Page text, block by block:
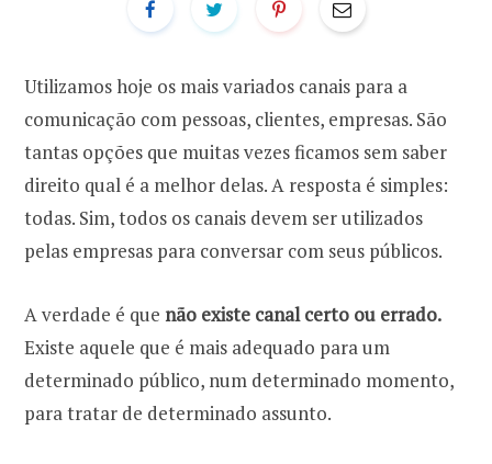
Utilizamos hoje os mais variados canais para a
comunicação com pessoas, clientes, empresas. São
tantas opções que muitas vezes ficamos sem saber
direito qual é a melhor delas. A resposta é simples:
todas. Sim, todos os canais devem ser utilizados
pelas empresas para conversar com seus públicos.
A verdade é que não existe canal certo ou errado.
Existe aquele que é mais adequado para um
determinado público, num determinado momento,
para tratar de determinado assunto.